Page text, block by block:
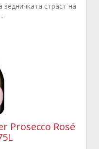
зедничката страст на
Prosecco Rosé